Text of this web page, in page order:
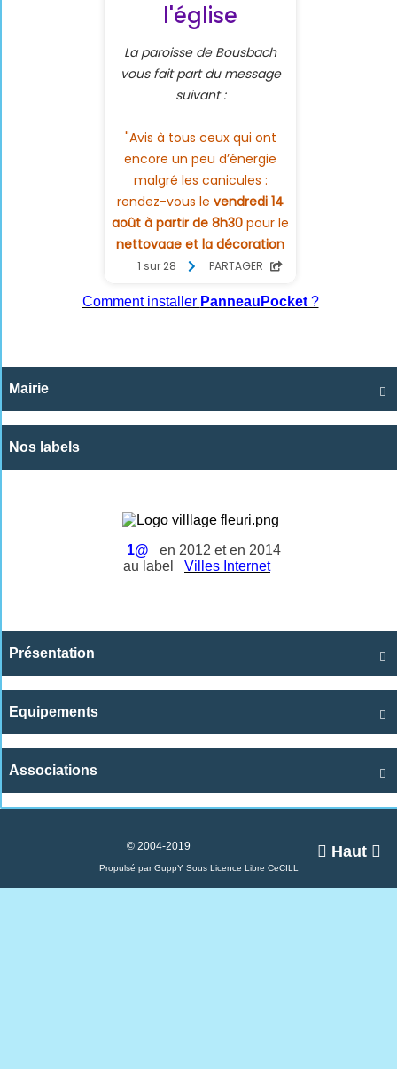
Comment installer PanneauPocket?

Mairie
Nos labels
1@
en 2012 et en 2014
au label
Villes Internet

Présentation

Equipements

Associations
 Haut 
© 2004-2019
Propulsé par GuppY Sous Licence Libre CeCILL